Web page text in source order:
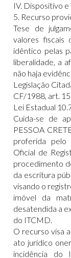
IV. Dispositivo e
5. Recurso
Tese de
valores fiscais
idêntico pelas
liberalidade, a
não haja
Legislação
CF/1988, art.
Lei Estadual
Cuida-se de
PESSOA
proferida pelo
Oficial de
procedimento
da escritura
visando o
imóvel da
desatendida a
do ITCMD.
O recurso visa
ato jurídico
incidência do